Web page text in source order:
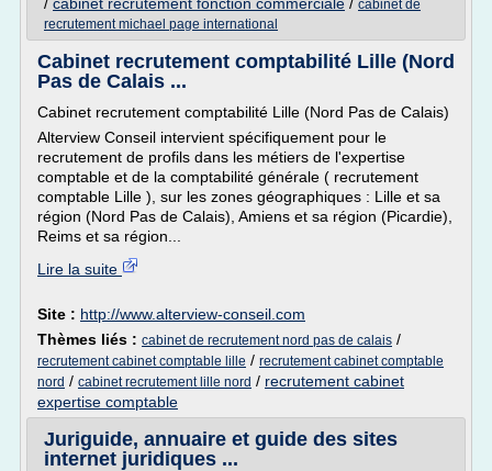
cabinet de
recrutement michael page international
Cabinet recrutement comptabilité Lille (Nord
Pas de Calais ...
Cabinet recrutement comptabilité Lille (Nord Pas de Calais)
Alterview Conseil intervient spécifiquement pour le
recrutement de profils dans les métiers de l'expertise
comptable et de la comptabilité générale ( recrutement
comptable Lille ), sur les zones géographiques : Lille et sa
région (Nord Pas de Calais), Amiens et sa région (Picardie),
Reims et sa région...
Lire la suite
Site : http://www.alterview-conseil.com
Thèmes liés : cabinet de recrutement nord pas de calais /
recrutement cabinet comptable lille / recrutement cabinet comptable
nord / cabinet recrutement lille nord / recrutement cabinet
expertise comptable
Juriguide, annuaire et guide des sites
internet juridiques ...